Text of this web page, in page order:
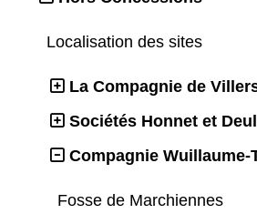
Localisation des sites
La Compagnie de
Sociétés Honnet et
Compagnie Wuillaume-
Fosse de Marchiennes